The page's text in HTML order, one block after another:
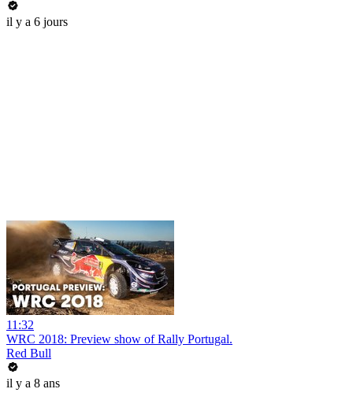
il y a 6 jours
11:32
WRC 2018: Preview show of Rally Portugal.
Red Bull
il y a 8 ans